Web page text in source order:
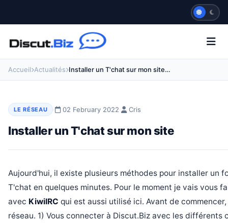
Accueil Actualités Installer un T'chat sur mon site…
LE RÉSEAU · 02 February 2022 Cris
Installer un T'chat sur mon site
Aujourd'hui, il existe plusieurs méthodes pour installer un
T'chat en quelques minutes. Pour le moment je vais vous
avec KiwiIRC qui est aussi utilisé ici. Avant de
réseau. 1) Vous connecter à Discut.Biz avec les différents